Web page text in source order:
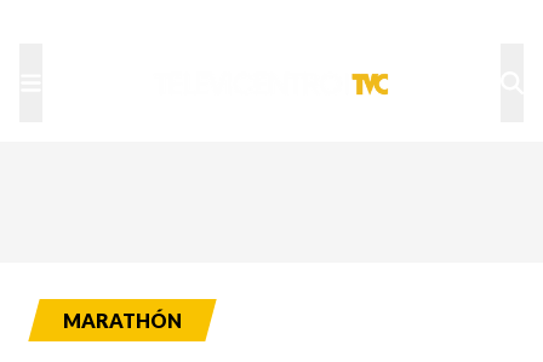
MARATHÓN